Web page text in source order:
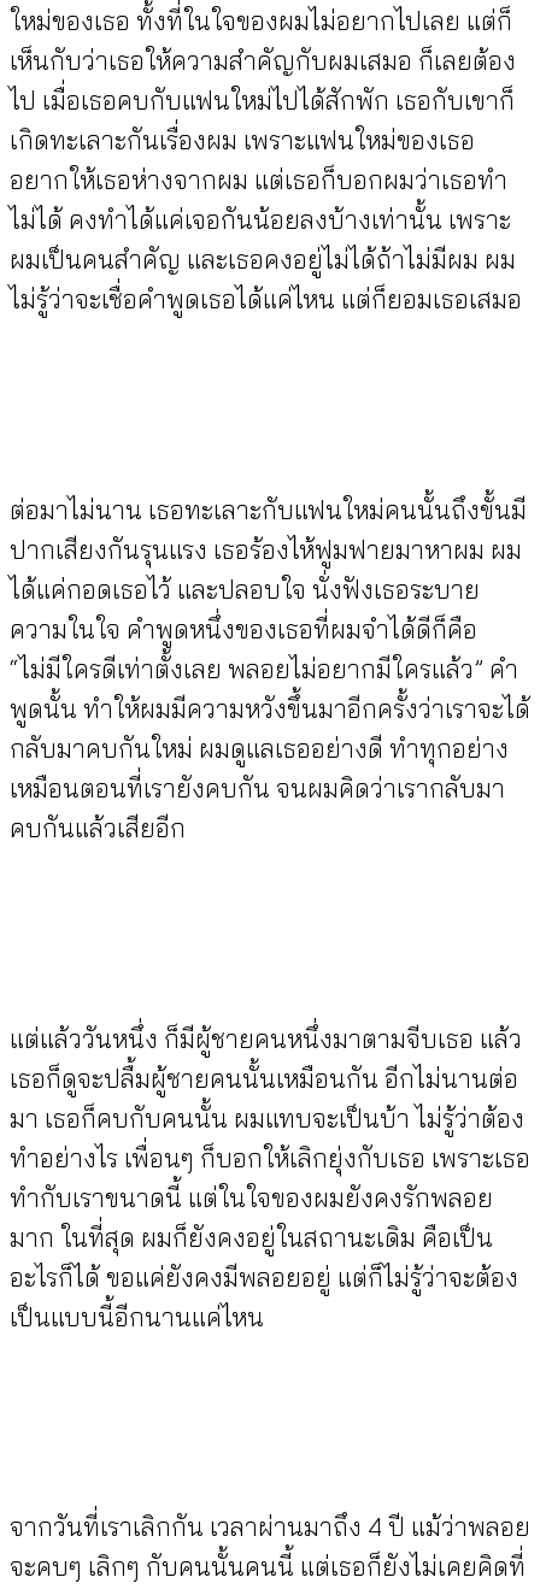
ใหม่ของเธอ ทั้งที่ในใจของผมไม่อยากไปเลย แต่ก็
เห็นกับว่าเธอให้ความสำคัญกับผมเสมอ ก็เลยต้อง
ไป เมื่อเธอคบกับแฟนใหม่ไปได้สักพัก เธอกับเขาก็
เกิดทะเลาะกันเรื่องผม เพราะแฟนใหม่ของเธอ
อยากให้เธอห่างจากผม แต่เธอก็บอกผมว่าเธอทำ
ไม่ได้ คงทำได้แค่เจอกันน้อยลงบ้างเท่านั้น เพราะ
ผมเป็นคนสำคัญ และเธอคงอยู่ไม่ได้ถ้าไม่มีผม ผม
ไม่รู้ว่าจะเชื่อคำพูดเธอได้แค่ไหน แต่ก็ยอมเธอเสมอ
ต่อมาไม่นาน เธอทะเลาะกับแฟนใหม่คนนั้นถึงขั้นมี
ปากเสียงกันรุนแรง เธอร้องไห้ฟูมฟายมาหาผม ผม
ได้แค่กอดเธอไว้ และปลอบใจ นั่งฟังเธอระบาย
ความในใจ คำพูดหนึ่งของเธอที่ผมจำได้ดีก็คือ
“ไม่มีใครดีเท่าตั้งเลย พลอยไม่อยากมีใครแล้ว” คำ
พูดนั้น ทำให้ผมมีความหวังขึ้นมาอีกครั้งว่าเราจะได้
กลับมาคบกันใหม่ ผมดูแลเธออย่างดี ทำทุกอย่าง
เหมือนตอนที่เรายังคบกัน จนผมคิดว่าเรากลับมา
คบกันแล้วเสียอีก
แต่แล้ววันหนึ่ง ก็มีผู้ชายคนหนึ่งมาตามจีบเธอ แล้ว
เธอก็ดูจะปลื้มผู้ชายคนนั้นเหมือนกัน อีกไม่นานต่อ
มา เธอก็คบกับคนนั้น ผมแทบจะเป็นบ้า ไม่รู้ว่าต้อง
ทำอย่างไร เพื่อนๆ ก็บอกให้เลิกยุ่งกับเธอ เพราะเธอ
ทำกับเราขนาดนี้ แต่ในใจของผมยังคงรักพลอย
มาก ในที่สุด ผมก็ยังคงอยู่ในสถานะเดิม คือเป็น
อะไรก็ได้ ขอแค่ยังคงมีพลอยอยู่ แต่ก็ไม่รู้ว่าจะต้อง
เป็นแบบนี้อีกนานแค่ไหน
จากวันที่เราเลิกกัน เวลาผ่านมาถึง 4 ปี แม้ว่าพลอย
จะคบๆ เลิกๆ กับคนนั้นคนนี้ แต่เธอก็ยังไม่เคยคิดที่